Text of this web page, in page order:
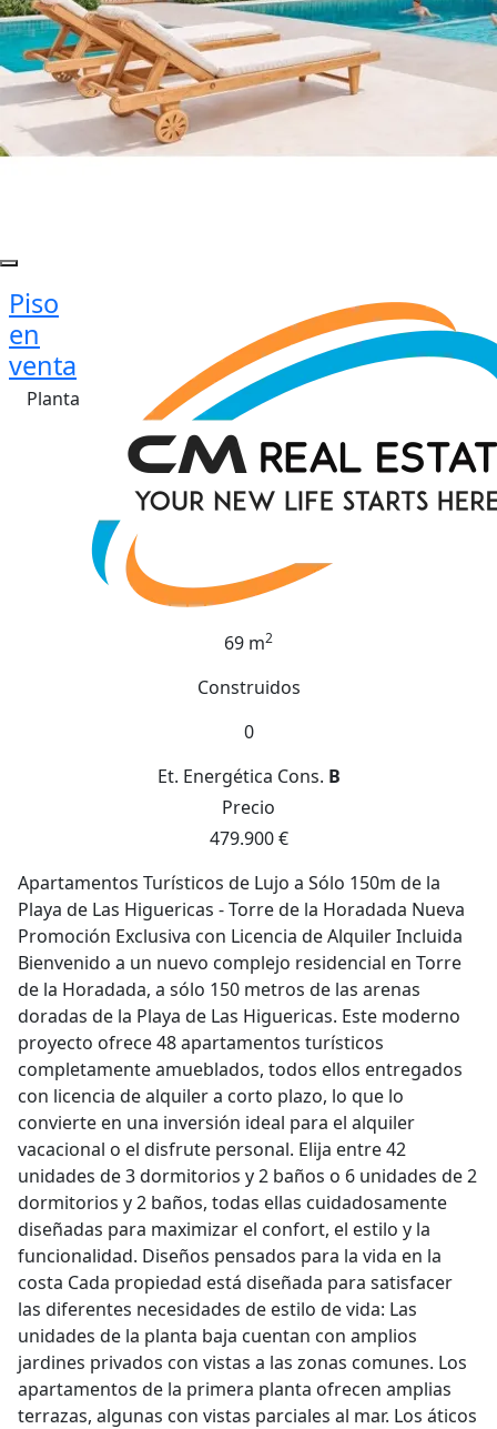
Piso
en
venta
Planta
69 m2
Construidos
0
Et. Energética Cons. B
Precio
479.900 €
Apartamentos Turísticos de Lujo a Sólo 150m de la
Playa de Las Higuericas - Torre de la Horadada Nueva
Promoción Exclusiva con Licencia de Alquiler Incluida
Bienvenido a un nuevo complejo residencial en Torre
de la Horadada, a sólo 150 metros de las arenas
doradas de la Playa de Las Higuericas. Este moderno
proyecto ofrece 48 apartamentos turísticos
completamente amueblados, todos ellos entregados
con licencia de alquiler a corto plazo, lo que lo
convierte en una inversión ideal para el alquiler
vacacional o el disfrute personal. Elija entre 42
unidades de 3 dormitorios y 2 baños o 6 unidades de 2
dormitorios y 2 baños, todas ellas cuidadosamente
diseñadas para maximizar el confort, el estilo y la
funcionalidad. Diseños pensados para la vida en la
costa Cada propiedad está diseñada para satisfacer
las diferentes necesidades de estilo de vida: Las
unidades de la planta baja cuentan con amplios
jardines privados con vistas a las zonas comunes. Los
apartamentos de la primera planta ofrecen amplias
terrazas, algunas con vistas parciales al mar. Los áticos